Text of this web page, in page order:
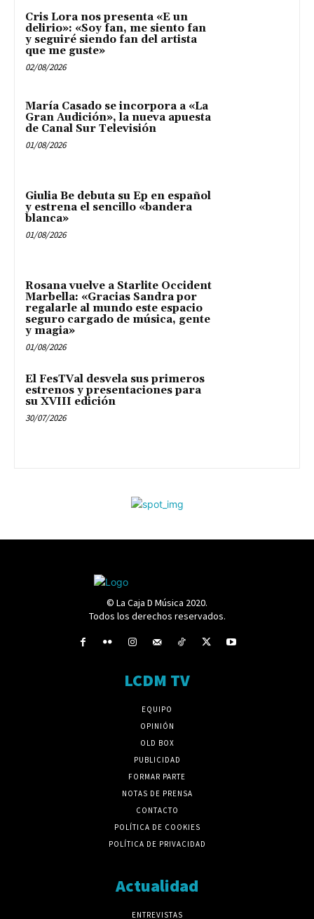
Cris Lora nos presenta «E un
delirio»: «Soy fan, me siento fan
y seguiré siendo fan del artista
que me guste»
02/08/2026
María Casado se incorpora a «La
Gran Audición», la nueva apuesta
de Canal Sur Televisión
01/08/2026
Giulia Be debuta su Ep en español
y estrena el sencillo «bandera
blanca»
01/08/2026
Rosana vuelve a Starlite Occident
Marbella: «Gracias Sandra por
regalarle al mundo este espacio
seguro cargado de música, gente
y magia»
01/08/2026
El FesTVal desvela sus primeros
estrenos y presentaciones para
su XVIII edición
30/07/2026
© La Caja D Música 2020.
Todos los derechos reservados.
LCDM TV
EQUIPO
OPINIÓN
OLD BOX
PUBLICIDAD
FORMAR PARTE
NOTAS DE PRENSA
CONTACTO
POLÍTICA DE COOKIES
POLÍTICA DE PRIVACIDAD
Actualidad
ENTREVISTAS